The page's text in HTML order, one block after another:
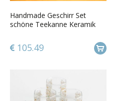
Handmade Geschirr Set
schöne Teekanne Keramik
Teller105.49